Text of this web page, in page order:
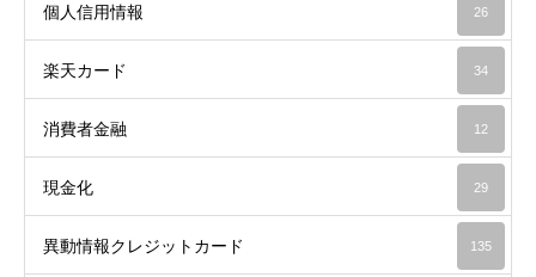
個人信用情報 26
楽天カード 34
消費者金融 12
現金化 29
異動情報クレジットカード 135